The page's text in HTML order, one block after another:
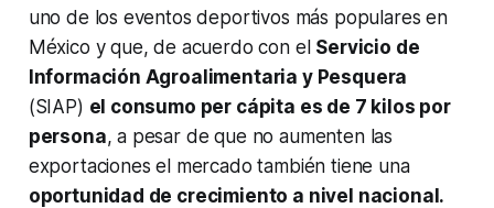
uno de los eventos deportivos más populares en
México y que, de acuerdo con el Servicio de
Información Agroalimentaria y Pesquera
(SIAP) el consumo per cápita es de 7 kilos por
persona, a pesar de que no aumenten las
exportaciones el mercado también tiene una
oportunidad de crecimiento a nivel nacional.